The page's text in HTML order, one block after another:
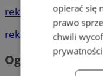
reklama
reklama
Ogłoszenia
opierać się
prawo
chwili
prywatności